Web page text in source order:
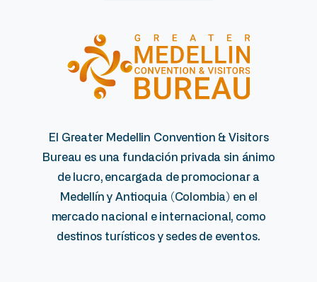
El Greater Medellin Convention & Visitors
Bureau es una fundación privada sin ánimo
de lucro, encargada de promocionar a
Medellín y Antioquia (Colombia) en el
mercado nacional e internacional, como
destinos turísticos y sedes de eventos.